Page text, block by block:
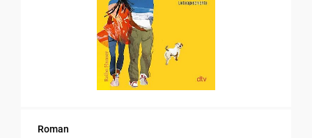
Roman